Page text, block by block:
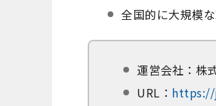
全国的に大規模
運営会社：株
URL： https://